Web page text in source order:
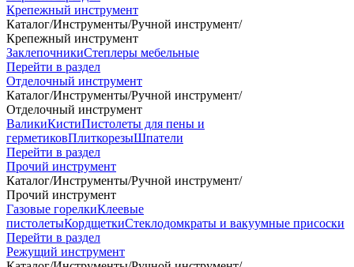
Крепежный инструмент
Каталог/Инструменты/Ручной инструмент/
Крепежный инструмент
ЗаклепочникиСтеплеры мебельные
Перейти в раздел
Отделочный инструмент
Каталог/Инструменты/Ручной инструмент/
Отделочный инструмент
ВаликиКистиПистолеты для пены и
герметиковПлиткорезыШпатели
Перейти в раздел
Прочий инструмент
Каталог/Инструменты/Ручной инструмент/
Прочий инструмент
Газовые горелкиКлеевые
пистолетыКордщеткиСтеклодомкраты и вакуумные присоски
Перейти в раздел
Режущий инструмент